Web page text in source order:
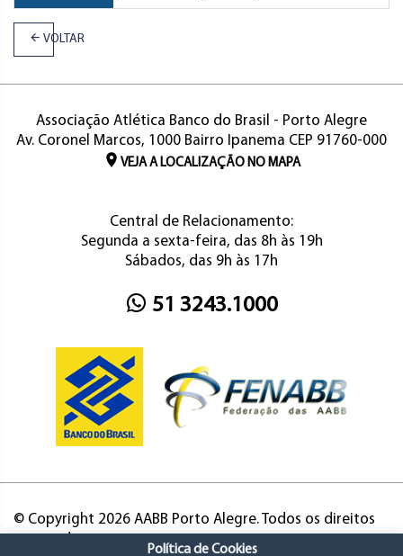
VOLTAR
Associação Atlética Banco do Brasil - Porto Alegre
Av. Coronel Marcos, 1000 Bairro Ipanema CEP 91760-000
VEJA A LOCALIZAÇÃO NO MAPA
Central de Relacionamento:
Segunda a sexta-feira, das 8h às 19h
Sábados, das 9h às 17h
51 3243.1000
© Copyright 2026 AABB Porto Alegre. Todos os direitos
Política de Cookies